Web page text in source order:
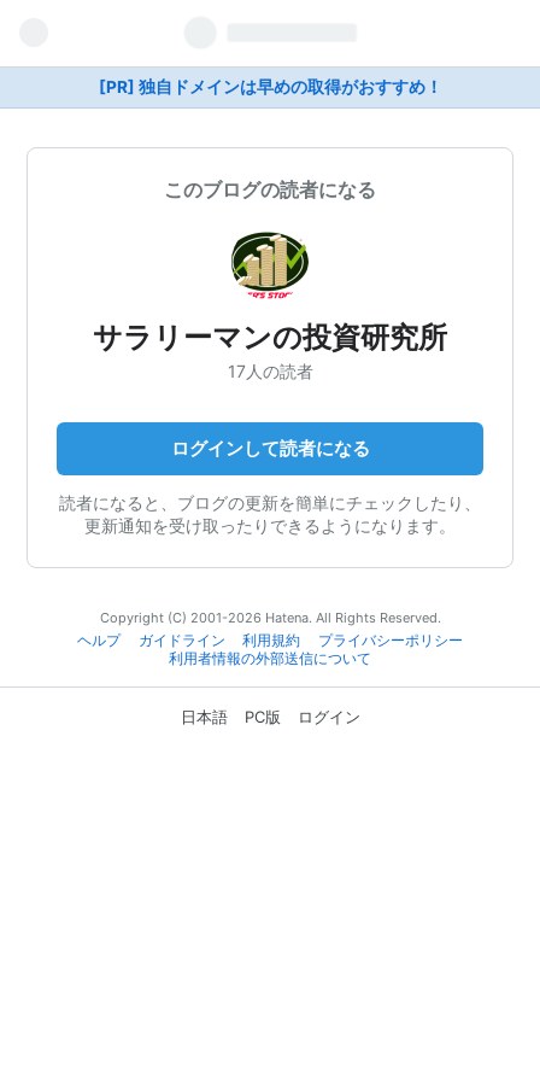
[PR] 独自ドメインは早めの取得がおすすめ！
このブログの読者になる
サラリーマンの投資研究所
17人の読者
ログインして読者になる
読者になると、ブログの更新を簡単にチェックしたり、
更新通知を受け取ったりできるようになります。
Copyright (C) 2001-2026 Hatena. All Rights Reserved.
ヘルプ
ガイドライン 利用規約
プライバシーポリシー
利用者情報の外部送信について
日本語 PC版 ログイン